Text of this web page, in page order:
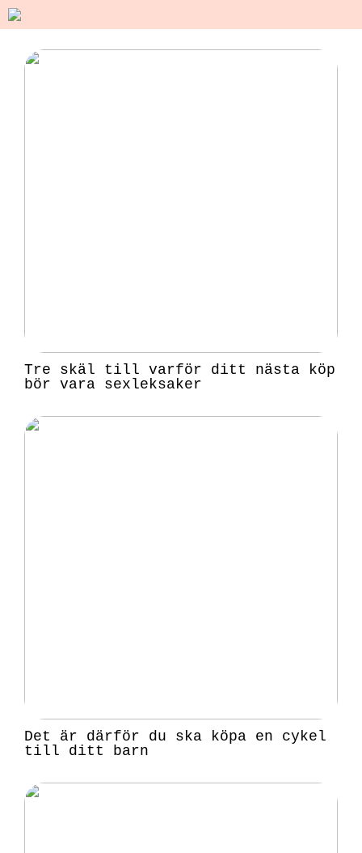
Tre skäl till varför ditt nästa köp
bör vara sexleksaker
Det är därför du ska köpa en cykel
till ditt barn